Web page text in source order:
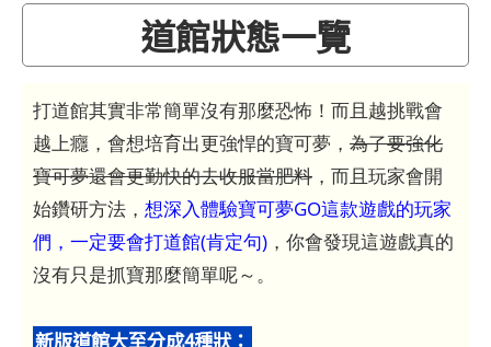
道館狀態一覽
打道館其實非常簡單沒有那麼恐怖！而且越挑戰會
越上癮，會想培育出更強悍的寶可夢， 為了要強化
寶可夢還會更勤快的去收服當肥料 ，而且玩家會開
始鑽研方法， 想深入體驗寶可夢GO這款遊戲的玩家
們，一定要會打道館(肯定句) ，你會發現這遊戲真的
沒有只是抓寶那麼簡單呢～。
新版道館大至分成4種狀：